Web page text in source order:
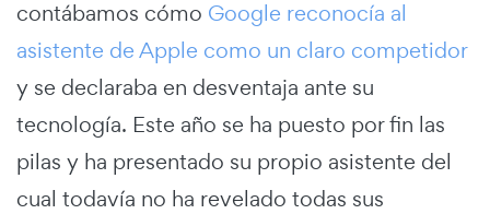
contábamos cómo Google reconocía al
asistente de Apple como un claro competidor
y se declaraba en desventaja ante su
tecnología. Este año se ha puesto por fin las
pilas y ha presentado su propio asistente del
cual todavía no ha revelado todas sus